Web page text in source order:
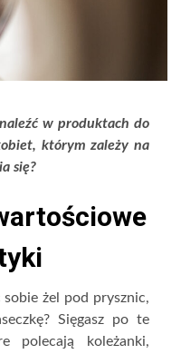
w produktach do
którym zależy na
się?
żel pod prysznic,
Sięgasz po te
polecają koleżanki,